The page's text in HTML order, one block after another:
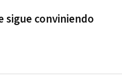
sigue conviniendo